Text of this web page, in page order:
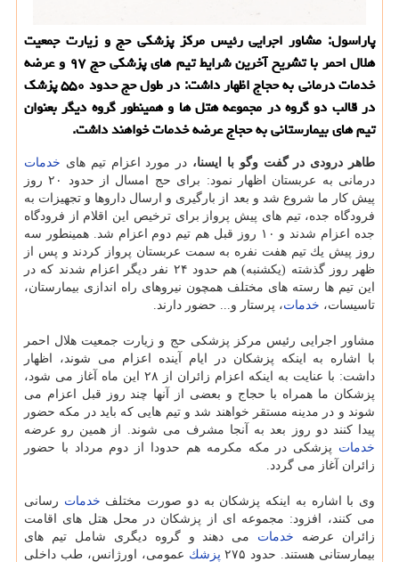
پاراسول: مشاور اجرایی رئیس مركز پزشكی حج و زیارت جمعیت
هلال احمر با تشریح آخرین شرایط تیم های پزشكی حج ۹۷ و عرضه
خدمات درمانی به حجاج اظهار داشت: در طول حج حدود ۵۵۰ پزشك
در قالب دو گروه در مجموعه هتل ها و همینطور گروه دیگر بعنوان
تیم های بیمارستانی به حجاج عرضه خدمات خواهند داشت.
طاهر درودی در گفت وگو با ایسنا، در مورد اعزام تیم های خدمات
درمانی به عربستان اظهار نمود: برای حج امسال از حدود ۲۰ روز
پیش كار ما شروع شد و بعد از بارگیری و ارسال داروها و تجهیزات به
فرودگاه جده، تیم های پیش پرواز برای ترخیص این اقلام از فرودگاه
جده اعزام شدند و ۱۰ روز قبل هم تیم دوم اعزام شد. همینطور سه
روز پیش یك تیم هفت نفره به سمت عربستان پرواز كردند و پس از
ظهر روز گذشته (یكشنبه) هم حدود ۲۴ نفر دیگر اعزام شدند كه در
این تیم ها رسته های مختلف همچون نیروهای راه اندازی بیمارستان،
تاسیسات، خدمات، پرستار و... حضور دارند.
مشاور اجرایی رئیس مركز پزشكی حج و زیارت جمعیت هلال احمر
با اشاره به اینكه پزشكان در ایام آینده اعزام می شوند، اظهار
داشت: با عنایت به اینكه اعزام زائران از ۲۸ این ماه آغاز می شود،
پزشكان ما همراه با حجاج و بعضی از آنها چند روز قبل اعزام می
شوند و در مدینه مستقر خواهند شد و تیم هایی كه باید در مكه حضور
پیدا كنند دو روز بعد به آنجا مشرف می شوند. از همین رو عرضه
خدمات پزشكی در مكه مكرمه هم حدودا از دوم مرداد با حضور
زائران آغاز می گردد.
وی با اشاره به اینكه پزشكان به دو صورت مختلف خدمات رسانی
می كنند، افزود: مجموعه ای از پزشكان در محل هتل های اقامت
زائران عرضه خدمات می دهند و گروه دیگری شامل تیم های
بیمارستانی هستند. حدود ۲۷۵
پزشك عمومی، اورژانس، طب داخلی